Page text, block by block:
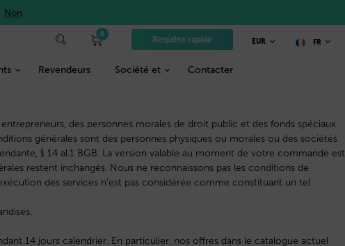
Non
Requête rapide
0
Revendeurs Société et Contacter
EUR FR
des personnes morales de droit public et des fonds spéciaux
générales sont des personnes physiques ou morales ou des sociétés
§ 14 al.1 BGB. La version valable au moment de votre commande est
restent inchangés. Nous ne reconnaissons pas les conditions de
des services n’est pas considérée comme constituant un tel
14 jours calendrier. En particulier, nos offres dans le catalogue actuel